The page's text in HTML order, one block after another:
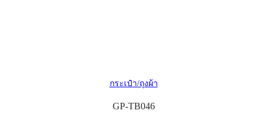
กระเป๋า/ถุงผ้า
GP-TB046